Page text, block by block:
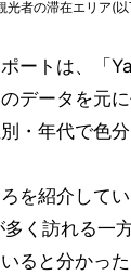
光者の滞在エリア(
ートは、「
データを元
・年代で色
を紹介して
多く訪れる一
ると分かった